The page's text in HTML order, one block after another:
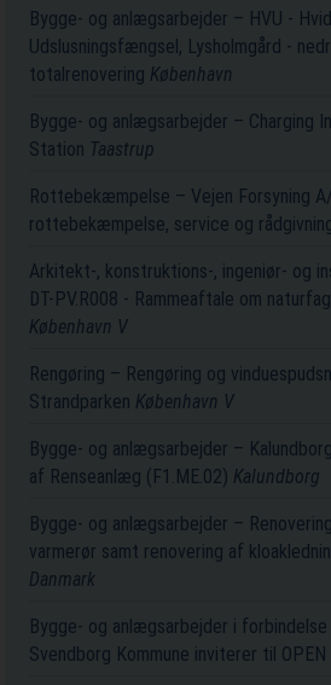
Bygge- og anlægsarbejder – HVU -
Udslusningsfængsel, Lysholmgård -
totalrenovering København
Bygge- og anlægsarbejder – Charging
Station Taastrup
Rottebekæmpelse – Vejen Forsyning
rottebekæmpelse, service og
Arkitekt-, konstruktions-, ingeniør- og
DT-PV.R008 - Rammeaftale om
København V
Rengøring – Rengøring og
Strandparken København V
Bygge- og anlægsarbejder –
af Renseanlæg (F1.ME.02) Kalundborg
Bygge- og anlægsarbejder –
varmerør samt renovering af
Danmark
Bygge- og anlægsarbejder i
Svendborg Kommune inviterer til OPEN